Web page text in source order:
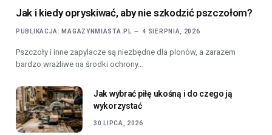
Jak i kiedy opryskiwać, aby nie szkodzić pszczołom?
PUBLIKACJA: MAGAZYNMIASTA.PL 4 SIERPNIA, 2026
Pszczoły i inne zapylacze są niezbędne dla plonów, a zarazem
bardzo wrażliwe na środki ochrony…
Jak wybrać piłę ukośną i do czego ją
wykorzystać
30 LIPCA, 2026